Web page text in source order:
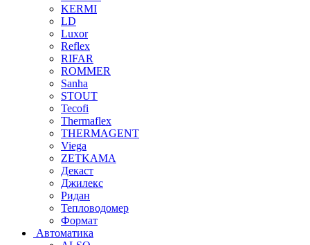
KERMI
LD
Luxor
Reflex
RIFAR
ROMMER
Sanha
STOUT
Tecofi
Thermaflex
THERMAGENT
Viega
ZETKAMA
Декаст
Джилекс
Ридан
Тепловодомер
Формат
Автоматика